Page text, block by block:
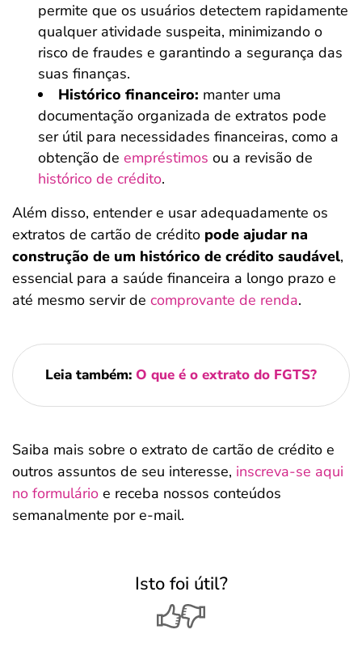
permite que os usuários detectem rapidamente
qualquer atividade suspeita, minimizando o
risco de fraudes e garantindo a segurança das
suas finanças.
Histórico financeiro: manter uma
documentação organizada de extratos pode
ser útil para necessidades financeiras, como a
obtenção de empréstimos ou a revisão de
histórico de crédito.
Além disso, entender e usar adequadamente os
extratos de cartão de crédito pode ajudar na
construção de um histórico de crédito saudável,
essencial para a saúde financeira a longo prazo e
até mesmo servir de comprovante de renda.
Leia também: O que é o extrato do FGTS?
Saiba mais sobre o extrato de cartão de crédito e
outros assuntos de seu interesse, inscreva-se aqui
no formulário e receba nossos conteúdos
semanalmente por e-mail.
Isto foi útil?